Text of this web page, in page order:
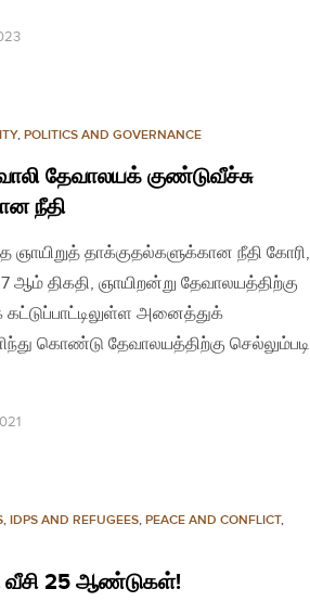
, POLITICS AND GOVERNANCE
தேவாலயக் குண்டுவீச்சு
நீதி
ஞாயிறுத் தாக்குதல்களுக்கான நீதி கோரி,
திகதி, ஞாயிறன்று தேவாலயத்திற்கு
கட்டுப்பாட்டிலுள்ள அனைத்துக்
கொண்டு தேவாலயத்திற்கு செல்லும்படி
, IDPS AND REFUGEES, PEACE AND CONFLICT,
வீசி 25 ஆண்டுகள்!